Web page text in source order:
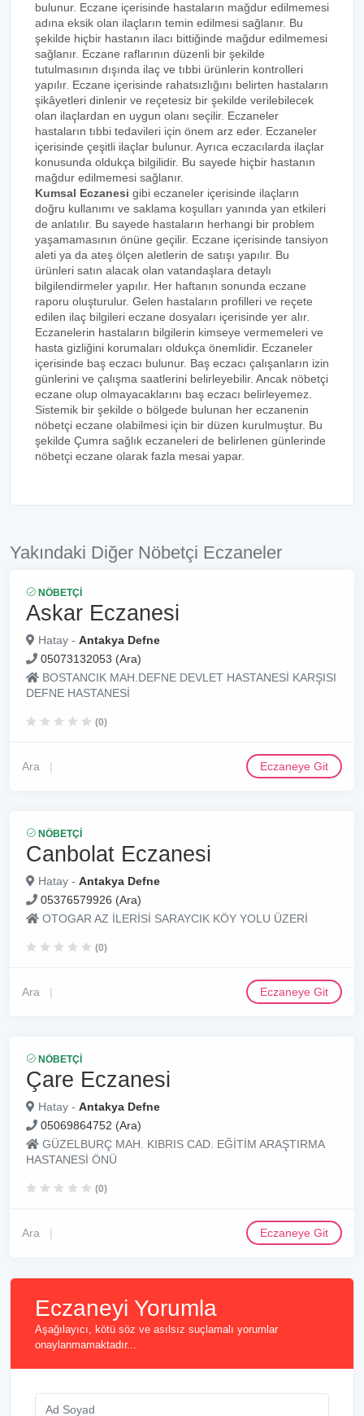
bulunur. Eczane içerisinde hastaların mağdur edilmemesi
adına eksik olan ilaçların temin edilmesi sağlanır. Bu
şekilde hiçbir hastanın ilacı bittiğinde mağdur edilmemesi
sağlanır. Eczane raflarının düzenli bir şekilde
tutulmasının dışında ilaç ve tıbbi ürünlerin kontrolleri
yapılır. Eczane içerisinde rahatsızlığını belirten hastaların
şikâyetleri dinlenir ve reçetesiz bir şekilde verilebilecek
olan ilaçlardan en uygun olanı seçilir. Eczaneler
hastaların tıbbi tedavileri için önem arz eder. Eczaneler
içerisinde çeşitli ilaçlar bulunur. Ayrıca eczacılarda ilaçlar
konusunda oldukça bilgilidir. Bu sayede hiçbir hastanın
mağdur edilmemesi sağlanır.
Kumsal Eczanesi gibi eczaneler içerisinde ilaçların
doğru kullanımı ve saklama koşulları yanında yan etkileri
de anlatılır. Bu sayede hastaların herhangi bir problem
yaşamamasının önüne geçilir. Eczane içerisinde tansiyon
aleti ya da ateş ölçen aletlerin de satışı yapılır. Bu
ürünleri satın alacak olan vatandaşlara detaylı
bilgilendirmeler yapılır. Her haftanın sonunda eczane
raporu oluşturulur. Gelen hastaların profilleri ve reçete
edilen ilaç bilgileri eczane dosyaları içerisinde yer alır.
Eczanelerin hastaların bilgilerin kimseye vermemeleri ve
hasta gizliğini korumaları oldukça önemlidir. Eczaneler
içerisinde baş eczacı bulunur. Baş eczacı çalışanların izin
günlerini ve çalışma saatlerini belirleyebilir. Ancak nöbetçi
eczane olup olmayacaklarını baş eczacı belirleyemez.
Sistemik bir şekilde o bölgede bulunan her eczanenin
nöbetçi eczane olabilmesi için bir düzen kurulmuştur. Bu
şekilde Çumra sağlık eczaneleri de belirlenen günlerinde
nöbetçi eczane olarak fazla mesai yapar.
Yakındaki Diğer Nöbetçi Eczaneler
NÖBETÇI
Askar Eczanesi
Hatay - Antakya Defne
05073132053 (Ara)
BOSTANCIK MAH.DEFNE DEVLET HASTANESİ KARŞISI
DEFNE HASTANESİ
(0)
Ara Eczaneye Git
NÖBETÇI
Canbolat Eczanesi
Hatay - Antakya Defne
05376579926 (Ara)
OTOGAR AZ İLERİSİ SARAYCIK KÖY YOLU ÜZERİ
(0)
Ara Eczaneye Git
NÖBETÇI
Çare Eczanesi
Hatay - Antakya Defne
05069864752 (Ara)
GÜZELBURÇ MAH. KIBRIS CAD. EĞİTİM ARAŞTIRMA
HASTANESİ ÖNÜ
(0)
Ara Eczaneye Git
Eczaneyi Yorumla
Aşağılayıcı, kötü söz ve asılsız suçlamalı yorumlar
onaylanmamaktadır...